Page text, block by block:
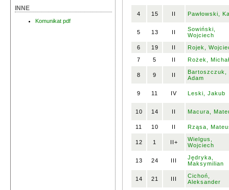
INNE
Komunikat pdf
4 15 II Pawłowski,
5 13 II
Sowiński,
Wojciech
6
19 II
Rojek,
7
5 II Rożek, Michał
8 9 II
Bartoszczuk,
Adam
9 11 IV Leski, Jakub
10 14 II Macura,
11 10 II Rząsa,
12 1 II+
Wielgus,
Wojciech
13 24 III
Jędryka,
Maksymilian
14 21 III
Cichoń,
Aleksander